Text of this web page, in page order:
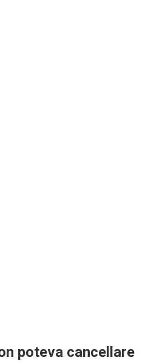
poteva cancellare